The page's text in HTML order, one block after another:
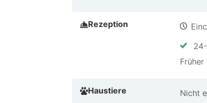
Perfekt für Paare, die eine
deinen Aufenthalt und erlebe
Rezeption
Früher
Haustiere Nicht